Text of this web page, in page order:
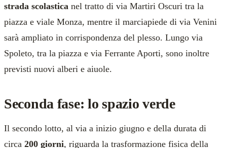
strada scolastica nel tratto di via Martiri Oscuri tra la
piazza e viale Monza, mentre il marciapiede di via Venini
sarà ampliato in corrispondenza del plesso. Lungo via
Spoleto, tra la piazza e via Ferrante Aporti, sono inoltre
previsti nuovi alberi e aiuole.
Seconda fase: lo spazio verde
Il secondo lotto, al via a inizio giugno e della durata di
circa 200 giorni, riguarda la trasformazione fisica della